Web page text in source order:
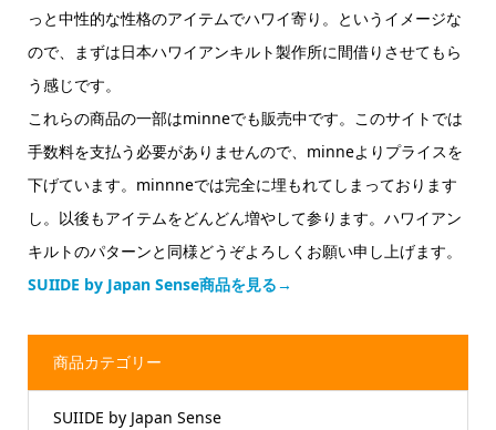
っと中性的な性格のアイテムでハワイ寄り。というイメージな
ので、まずは日本ハワイアンキルト製作所に間借りさせてもら
う感じです。
これらの商品の一部はminneでも販売中です。このサイトでは
手数料を支払う必要がありませんので、minneよりプライスを
下げています。minnneでは完全に埋もれてしまっております
し。以後もアイテムをどんどん増やして参ります。ハワイアン
キルトのパターンと同様どうぞよろしくお願い申し上げます。
SUIIDE by Japan Sense商品を見る→
商品カテゴリー
SUIIDE by Japan Sense